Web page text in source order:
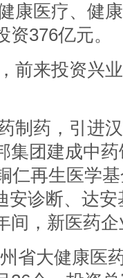
康医疗、健
376亿元。
前来投资兴
制药，引进
集团建成中
仁再生医学
安诊断、达
间，新医药
省大健康医